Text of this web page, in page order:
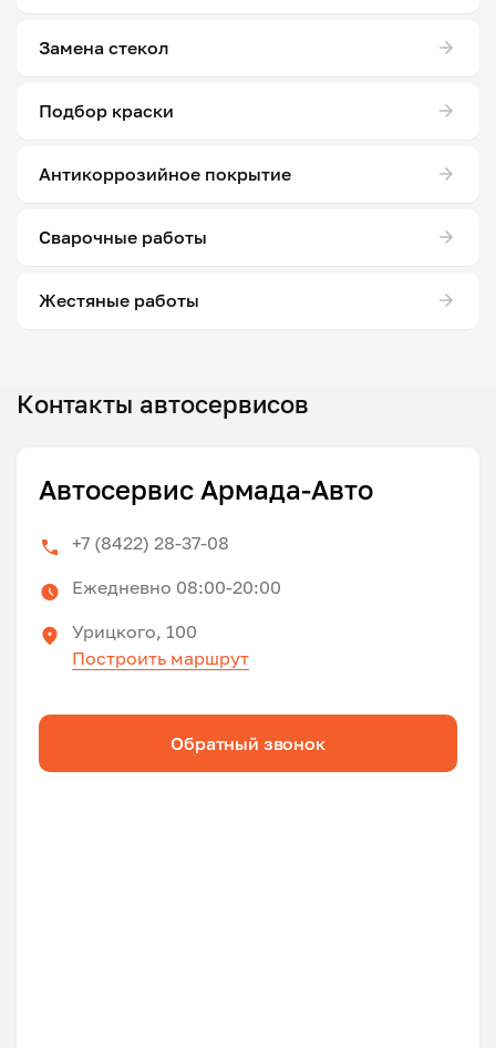
Замена стекол
Подбор краски
Антикоррозийное покрытие
Сварочные работы
Жестяные работы
Контакты автосервисов
Автосервис Армада-Авто
+7 (8422) 28-37-08
Ежедневно 08:00-20:00
Урицкого, 100
Построить маршрут
Обратный звонок